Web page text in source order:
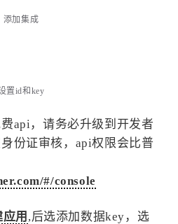
添加集成
置id和key
api，请务必升级到开发者
份证审核，api权限会比普
#/console
用 ,后选添加数据key，选